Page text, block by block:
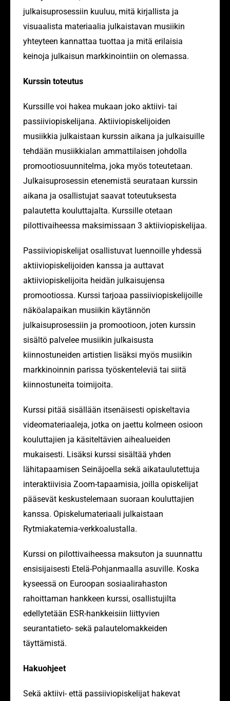
julkaisuprosessiin kuuluu, mitä kirjallista ja
visuaalista materiaalia julkaistavan musiikin
yhteyteen kannattaa tuottaa ja mitä erilaisia
keinoja julkaisun markkinointiin on olemassa.
Kurssin toteutus
Kurssille voi hakea mukaan joko aktiivi- tai
passiiviopiskelijana. Aktiiviopiskelijoiden
musiikkia julkaistaan kurssin aikana ja julkaisuille
tehdään musiikkialan ammattilaisen johdolla
promootiosuunnitelma, joka myös toteutetaan.
Julkaisuprosessin etenemistä seurataan kurssin
aikana ja osallistujat saavat toteutuksesta
palautetta kouluttajalta. Kurssille otetaan
pilottivaiheessa maksimissaan 3 aktiiviopiskelijaa.
Passiiviopiskelijat osallistuvat luennoille yhdessä
aktiiviopiskelijoiden kanssa ja auttavat
aktiiviopiskelijoita heidän julkaisujensa
promootiossa. Kurssi tarjoaa passiiviopiskelijoille
näköalapaikan musiikin käytännön
julkaisuprosessiin ja promootioon, joten kurssin
sisältö palvelee musiikin julkaisusta
kiinnostuneiden artistien lisäksi myös musiikin
markkinoinnin parissa työskenteleviä tai siitä
kiinnostuneita toimijoita.
Kurssi pitää sisällään itsenäisesti opiskeltavia
videomateriaaleja, jotka on jaettu kolmeen osioon
kouluttajien ja käsiteltävien aihealueiden
mukaisesti. Lisäksi kurssi sisältää yhden
lähitapaamisen Seinäjoella sekä aikataulutettuja
interaktiivisia Zoom-tapaamisia, joilla opiskelijat
pääsevät keskustelemaan suoraan kouluttajien
kanssa. Opiskelumateriaali julkaistaan
Rytmiakatemia-verkkoalustalla.
Kurssi on pilottivaiheessa maksuton ja suunnattu
ensisijaisesti Etelä-Pohjanmaalla asuville. Koska
kyseessä on Euroopan sosiaalirahaston
rahoittaman hankkeen kurssi, osallistujilta
edellytetään ESR-hankkeisiin liittyvien
seurantatieto- sekä palautelomakkeiden
täyttämistä.
Hakuohjeet
Sekä aktiivi- että passiiviopiskelijat hakevat